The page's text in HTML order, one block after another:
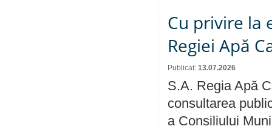
Cu privire la
Regiei Apă
Publicat: 13.07.2026
S.A. Regia Apă
consultarea
a Consiliului